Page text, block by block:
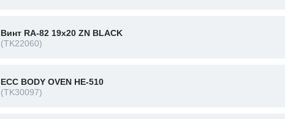
Винт RA-82 19x20 ZN BLACK
(TK22060)
ECC BODY OVEN HE-510
(TK30097)